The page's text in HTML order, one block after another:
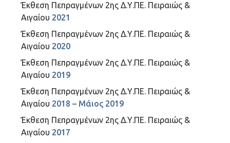
Έκθεση Πεπραγμένων 2ης Δ.Υ.ΠΕ. Πειραιώς &
Αιγαίου 2021
Έκθεση Πεπραγμένων 2ης Δ.Υ.ΠΕ. Πειραιώς &
Αιγαίου 2020
Έκθεση Πεπραγμένων 2ης Δ.Υ.ΠΕ. Πειραιώς &
Αιγαίου 2019
Έκθεση Πεπραγμένων 2ης Δ.Υ.ΠΕ. Πειραιώς &
Αιγαίου 2018 – Μάιος 2019
Έκθεση Πεπραγμένων 2ης Δ.Υ.ΠΕ. Πειραιώς &
Αιγαίου 2017